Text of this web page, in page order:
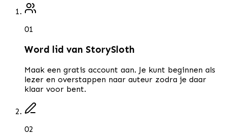
01
Word lid van StorySloth
Maak een gratis account aan. Je kunt beginnen als
lezer en overstappen naar auteur zodra je daar
klaar voor bent.
02